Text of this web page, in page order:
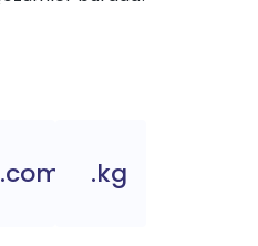
.com.kg.kg